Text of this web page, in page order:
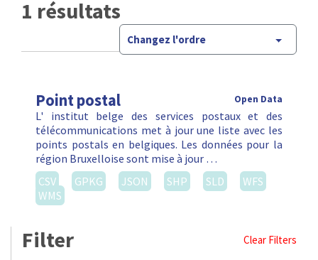
1 résultats
Changez l'ordre
Point postal Open Data
L' institut belge des services postaux et des
télécommunications met à jour une liste avec les
points postals en belgiques. Les données pour la
région Bruxelloise sont mise à jour …
CSV
GPKG JSON SHP SLD
WFS
WMS
Filter Clear Filters